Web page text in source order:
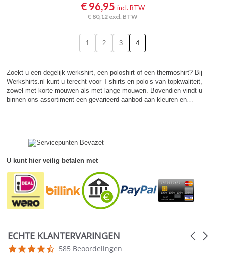
€ 96,95 incl. BTW
€ 80,12 excl. BTW
1 2 3 4
Zoekt u een degelijk werkshirt, een poloshirt of een thermoshirt? Bij
Werkshirts.nl kunt u terecht voor T-shirts en polo’s van topkwaliteit,
zowel met korte mouwen als met lange mouwen. Bovendien vindt u
binnen ons assortiment een gevarieerd aanbod aan kleuren en…
U kunt hier veilig betalen met
ECHTE KLANTERVARINGEN
Reviews
Carousel
4.5
585 Beoordelingen